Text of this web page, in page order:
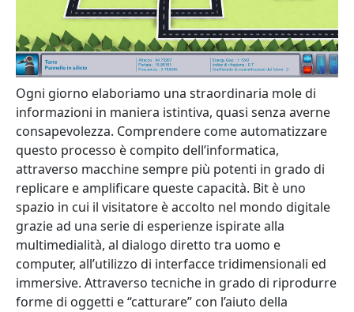
Ogni giorno elaboriamo una straordinaria mole di
informazioni in maniera istintiva, quasi senza averne
consapevolezza. Comprendere come automatizzare
questo processo è compito dell’informatica,
attraverso macchine sempre più potenti in grado di
replicare e amplificare queste capacità. Bit è uno
spazio in cui il visitatore è accolto nel mondo digitale
grazie ad una serie di esperienze ispirate alla
multimedialità, al dialogo diretto tra uomo e
computer, all’utilizzo di interfacce tridimensionali ed
immersive. Attraverso tecniche in grado di riprodurre
forme di oggetti e “catturare” con l’aiuto della